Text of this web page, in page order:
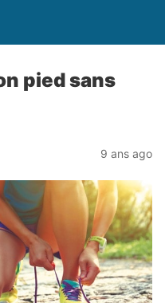
pied sans
9 ans ago